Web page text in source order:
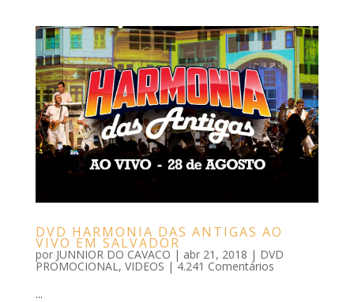
DVD HARMONIA DAS ANTIGAS AO
VIVO EM SALVADOR
por JUNNIOR DO CAVACO | abr 21, 2018 | DVD
PROMOCIONAL, VIDEOS |4.241 Comentários
...